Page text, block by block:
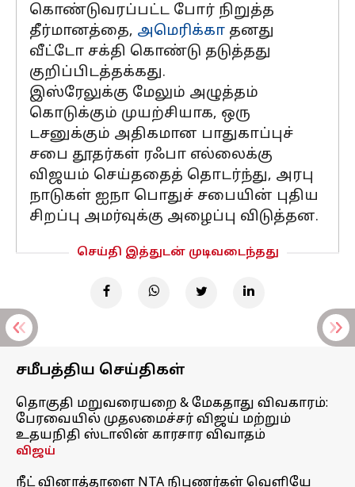
கொண்டுவரப்பட்ட போர் நிறுத்த
தீர்மானத்தை, அமெரிக்கா தனது
வீட்டோ சக்தி கொண்டு தடுத்தது
குறிப்பிடத்தக்கது.
இஸ்ரேலுக்கு மேலும் அழுத்தம்
கொடுக்கும் முயற்சியாக, ஒரு
டசனுக்கும் அதிகமான பாதுகாப்புச்
சபை தூதர்கள் ரஃபா எல்லைக்கு
விஜயம் செய்ததைத் தொடர்ந்து, அரபு
நாடுகள் ஐநா பொதுச் சபையின் புதிய
சிறப்பு அமர்வுக்கு அழைப்பு விடுத்தன.
செய்தி இத்துடன் முடிவடைந்தது
சமீபத்திய செய்திகள்
தொகுதி மறுவரையறை & மேகதாது விவகாரம்:
பேரவையில் முதலமைச்சர் விஜய் மற்றும்
உதயநிதி ஸ்டாலின் காரசார விவாதம்
விஜய்
நீட் வினாத்தாளை NTA நிபுணர்கள் வெளியே